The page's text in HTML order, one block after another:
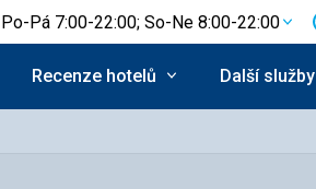
Po-Pá 7:00-22:00; So-Ne 8:00-22:00
Recenze hotelů Další služby